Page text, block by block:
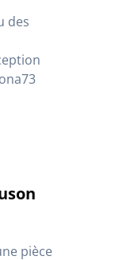
des
pièce